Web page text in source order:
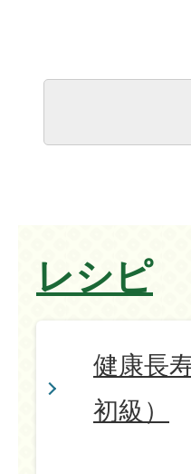
レシピ
健康長
初級）